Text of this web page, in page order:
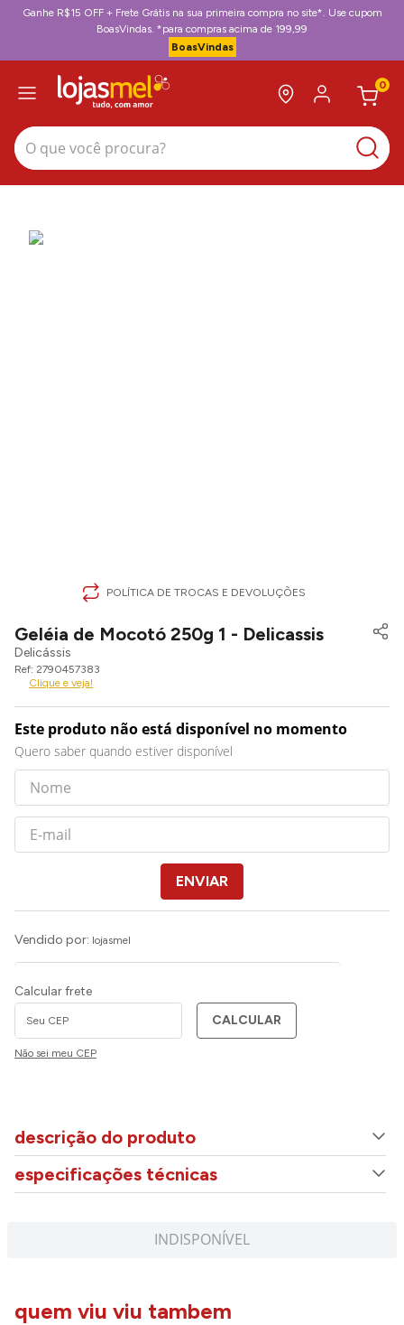
Ganhe R$15 OFF + Frete Grátis na sua primeira compra no site*. Use cupom
BoasVindas. *para compras acima de 199,99
BoasVindas
0
O que você procura?
POLÍTICA DE TROCAS E DEVOLUÇÕES
Geléia de Mocotó 250g 1 - Delicassis
Delicássis
2790457383
Clique e veja!
Este produto não está disponível no momento
Quero saber quando estiver disponível
ENVIAR
Vendido por: lojasmel
Calcular frete
CALCULAR
Não sei meu CEP
descrição do produto
especificações técnicas
INDISPONÍVEL
quem viu viu tambem